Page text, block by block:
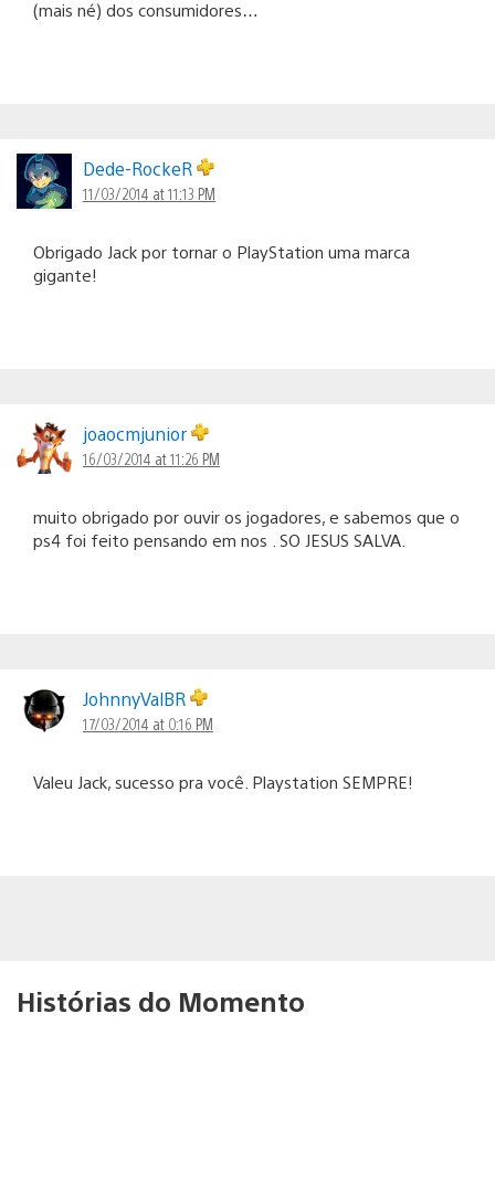
(mais né) dos consumidores…
Dede-RockeR
11/03/2014 at 11:13 PM
Obrigado Jack por tornar o PlayStation uma marca
gigante!
joaocmjunior
16/03/2014 at 11:26 PM
muito obrigado por ouvir os jogadores, e sabemos que o
ps4 foi feito pensando em nos . SO JESUS SALVA.
JohnnyValBR
17/03/2014 at 0:16 PM
Valeu Jack, sucesso pra você. Playstation SEMPRE!
Histórias do Momento